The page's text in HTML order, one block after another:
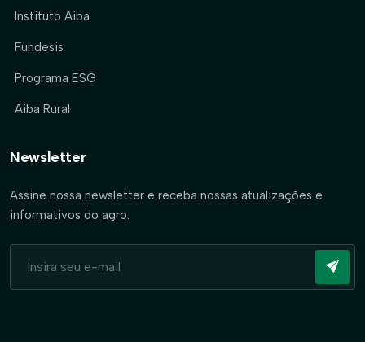
Instituto Aiba
Fundesis
Programa ESG
Aiba Rural
Newsletter
Assine nossa newsletter e receba nossas atualizações e
informativos do agro.